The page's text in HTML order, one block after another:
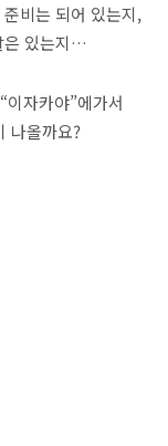
비는 되어 있는지,
은 있는지…
자카야”에가서
나올까요?